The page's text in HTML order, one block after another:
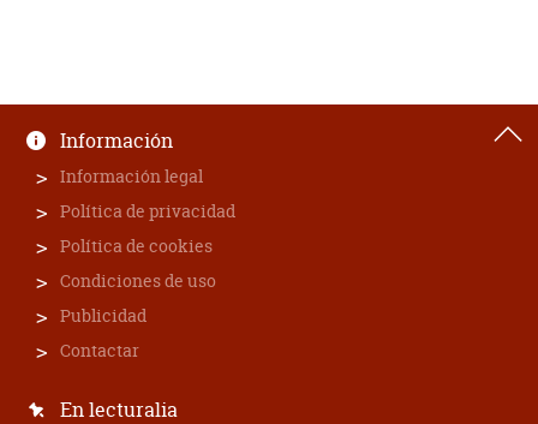
Información
Información legal
Política de privacidad
Política de cookies
Condiciones de uso
Publicidad
Contactar
En lecturalia